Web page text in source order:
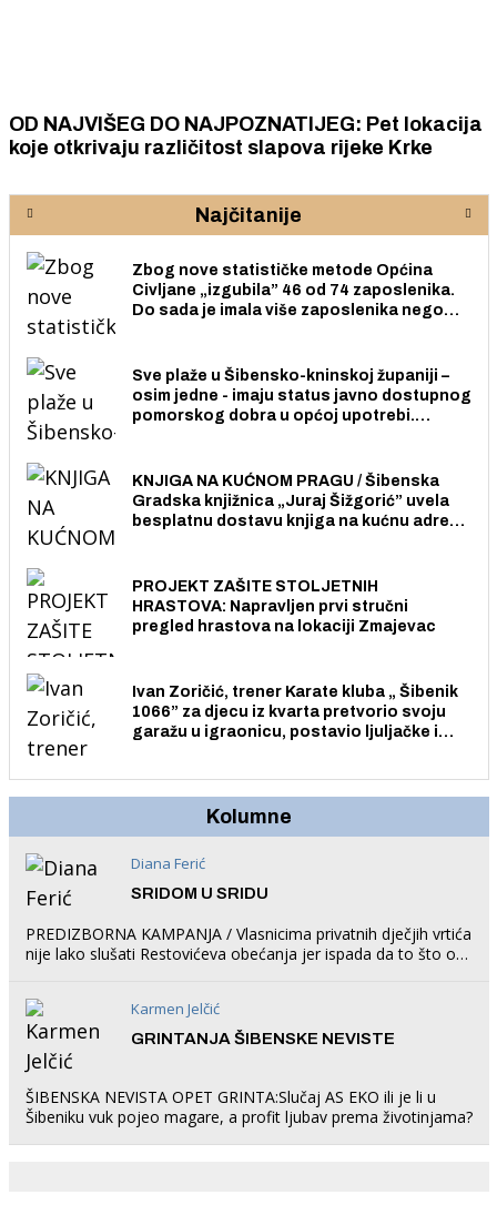
OD NAJVIŠEG DO NAJPOZNATIJEG: Pet lokacija
koje otkrivaju različitost slapova rijeke Krke
Najčitanije
Zbog nove statističke metode Općina
Civljane „izgubila” 46 od 74 zaposlenika.
Do sada je imala više zaposlenika nego
Sve plaže u Šibensko-kninskoj županiji –
osim jedne - imaju status javno dostupnog
pomorskog dobra u općoj upotrebi.
KNJIGA NA KUĆNOM PRAGU / Šibenska
Gradska knjižnica „Juraj Šižgorić” uvela
besplatnu dostavu knjiga na kućnu adresu
PROJEKT ZAŠITE STOLJETNIH
HRASTOVA: Napravljen prvi stručni
pregled hrastova na lokaciji Zmajevac
Ivan Zoričić, trener Karate kluba „ Šibenik
1066” za djecu iz kvarta pretvorio svoju
garažu u igraonicu, postavio ljuljačke i
Kolumne
Diana Ferić
SRIDOM U SRIDU
PREDIZBORNA KAMPANJA / Vlasnicima privatnih dječjih vrtića
nije lako slušati Restovićeva obećanja jer ispada da to što oni
Karmen Jelčić
GRINTANJA ŠIBENSKE NEVISTE
ŠIBENSKA NEVISTA OPET GRINTA:Slučaj AS EKO ili je li u
Šibeniku vuk pojeo magare, a profit ljubav prema životinjama?